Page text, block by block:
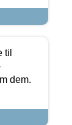
til
dem.